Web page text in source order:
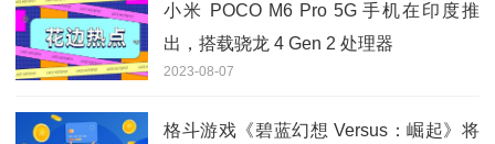
小米 POCO M6 Pro 5G 手机在印度推
出，搭载骁龙 4 Gen 2 处理器
2023-08-07
格斗游戏《碧蓝幻想 Versus：崛起》将